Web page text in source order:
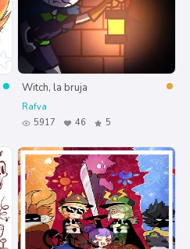
Witch, la bruja
Rafva
5917
46 5